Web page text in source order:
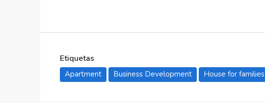
Etiquetas
Apartment Business Development House for families